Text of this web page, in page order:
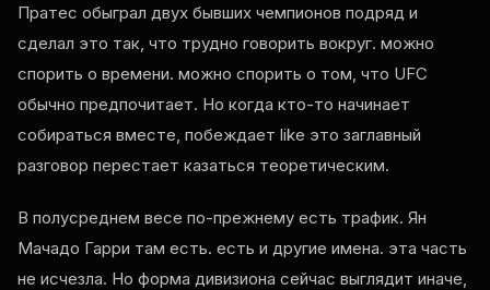
Пратес обыграл двух бывших чемпионов подряд и
сделал это так, что трудно говорить вокруг. можно
спорить о времени. можно спорить о том, что UFC
обычно предпочитает. Но когда кто-то начинает
собираться вместе, побеждает like это заглавный
разговор перестает казаться теоретическим.
В полусреднем весе по-прежнему есть трафик. Ян
Мачадо Гарри там есть. есть и другие имена. эта часть
не исчезла. Но форма дивизиона сейчас выглядит иначе,